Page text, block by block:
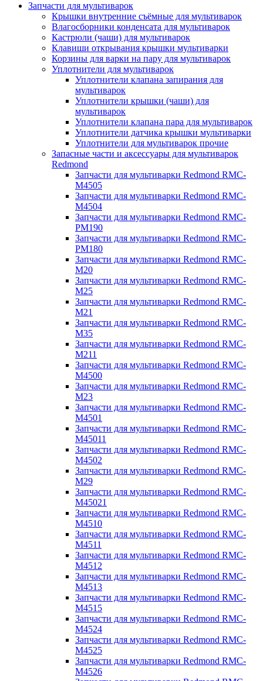
Запчасти для мультиварок
Крышки внутренние съёмные для мультиварок
Влагосборники конденсата для мультиварок
Кастрюли (чаши) для мультиварок
Клавиши открывания крышки мультиварки
Корзины для варки на пару для мультиварок
Уплотнители для мультиварок
Уплотнители клапана запирания для
мультиварок
Уплотнители крышки (чаши) для
мультиварок
Уплотнители клапана пара для мультиварок
Уплотнители датчика крышки мультиварки
Уплотнители для мультиварок прочие
Запасные части и аксессуары для мультиварок
Redmond
Запчасти для мультиварки Redmond RMC-
M4505
Запчасти для мультиварки Redmond RMC-
M4504
Запчасти для мультиварки Redmond RMC-
PM190
Запчасти для мультиварки Redmond RMC-
PM180
Запчасти для мультиварки Redmond RMC-
M20
Запчасти для мультиварки Redmond RMC-
M25
Запчасти для мультиварки Redmond RMC-
M21
Запчасти для мультиварки Redmond RMC-
M35
Запчасти для мультиварки Redmond RMC-
M211
Запчасти для мультиварки Redmond RMC-
M4500
Запчасти для мультиварки Redmond RMC-
M23
Запчасти для мультиварки Redmond RMC-
M4501
Запчасти для мультиварки Redmond RMC-
M45011
Запчасти для мультиварки Redmond RMC-
M4502
Запчасти для мультиварки Redmond RMC-
M29
Запчасти для мультиварки Redmond RMC-
M45021
Запчасти для мультиварки Redmond RMC-
M4510
Запчасти для мультиварки Redmond RMC-
M4511
Запчасти для мультиварки Redmond RMC-
M4512
Запчасти для мультиварки Redmond RMC-
M4513
Запчасти для мультиварки Redmond RMC-
M4515
Запчасти для мультиварки Redmond RMC-
M4524
Запчасти для мультиварки Redmond RMC-
M4525
Запчасти для мультиварки Redmond RMC-
M4526